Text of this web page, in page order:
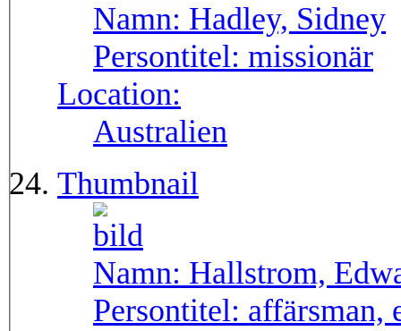
Namn: Hadley, Sidney
Persontitel: missionär
Location:
Australien
Thumbnail
Namn: Hallstrom,
Persontitel: affärsman,